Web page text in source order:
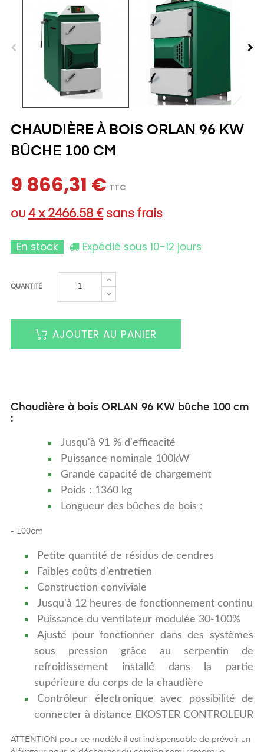
CHAUDIÈRE À BOIS ORLAN 96 KW
BÛCHE 100 CM
9 866,31 € TTC
ou 4 x 2466.58 €sans frais
En stock Expédié sous 10-12 jours
QUANTITÉ
AJOUTER AU PANIER
Chaudière à bois ORLAN 96 KW bûche 100 cm
:
Jusqu'à 91 % d'efficacité
Puissance nominale 100kW
Grande capacité de chargement
Poids : 1360 kg
Longueur des bûches de bois :
- 100cm
Petite quantité de résidus de cendres
Faibles coûts d'entretien
Construction conviviale
Jusqu'à 12 heures de fonctionnement continu
Puissance du ventilateur modulée 30-100%
Ajusté pour fonctionner dans des systèmes
sous pression grâce au serpentin de
refroidissement installé dans la partie
supérieure du corps de la chaudière
Contrôleur électronique avec possibilité de
connecter à distance EKOSTER CONTROLEUR
ATTENTION pour ce modèle il est indispensable de prévoir un